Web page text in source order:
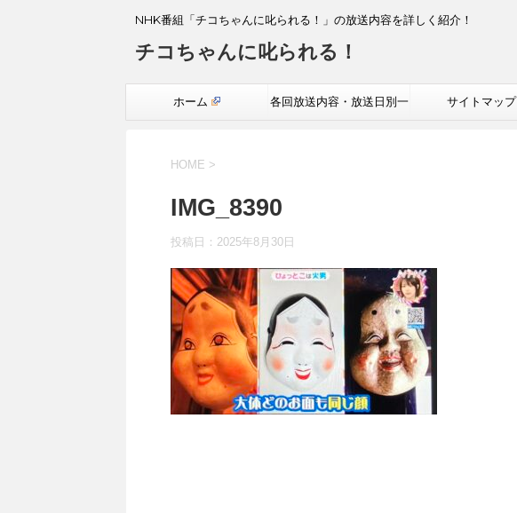
NHK番組「チコちゃんに叱られる！」の放送内容を詳しく紹介！
チコちゃんに叱られる！
ホーム 各回放送内容・放送日別一 サイトマップ
HOME >
IMG_8390
投稿日： 2025年8月30日